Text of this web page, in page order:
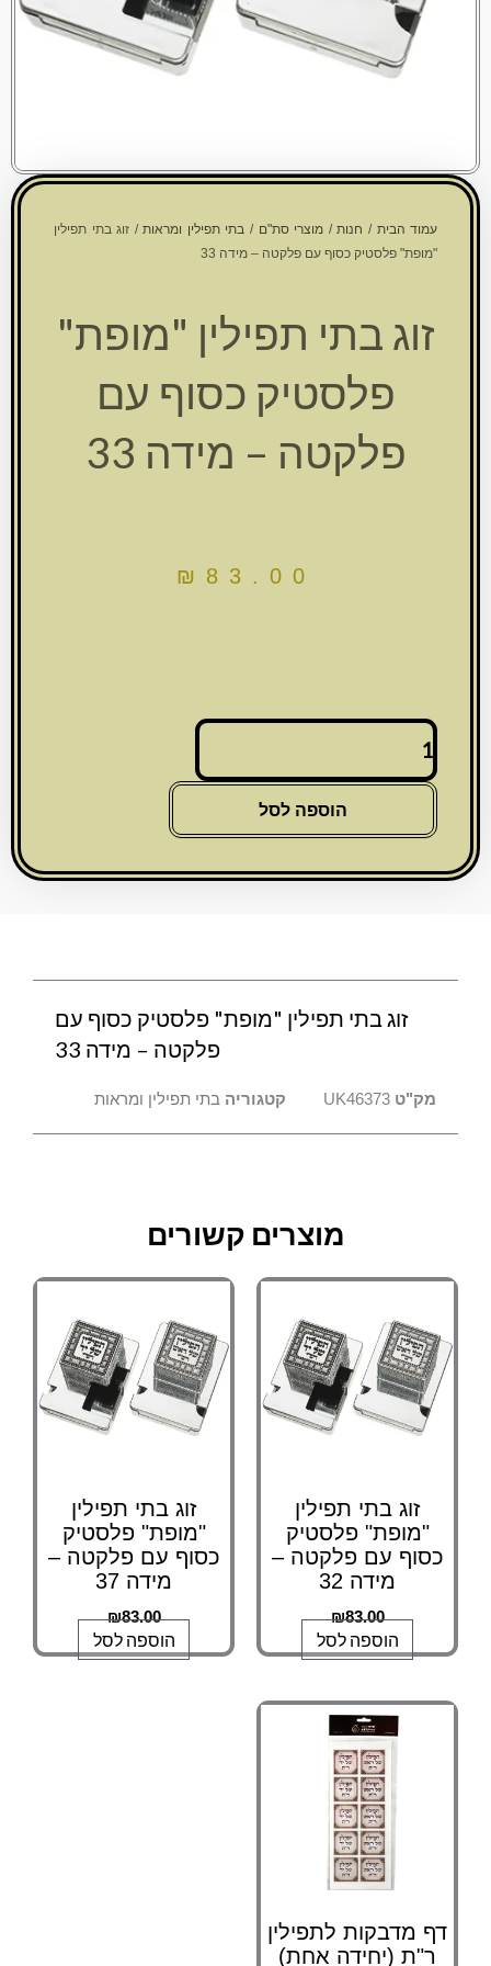
עמוד הבית / חנות/ מוצרי סת"ם / בתי תפילין ומראות/ זוג בתי תפילין
"מופת" פלסטיק כסוף עם פלקטה – מידה 33
זוג בתי תפילין "מופת"
פלסטיק כסוף עם
פלקטה – מידה 33
₪ 83.00
כמות
של
זוג
תפילין
פלסטיק
הוספה לסל
זוג בתי תפילין "מופת" פלסטיק כסוף עם
פלקטה – מידה 33
מק"ט UK46373 קטגוריה בתי תפילין ומראות
מוצרים קשורים
זוג בתי תפילין
"מופת" פלסטיק
כסוף עם פלקטה –
מידה 32
₪83.00
הוספה לסל
זוג בתי תפילין
"מופת" פלסטיק
כסוף עם פלקטה –
מידה 37
₪83.00
הוספה לסל
דף מדבקות לתפילין
ר"ת (יחידה אחת)